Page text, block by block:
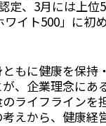
定、3月には上位
イト500」に初
もに健康を保持
、企業理念にあ
ライフラインを
えから、健康経